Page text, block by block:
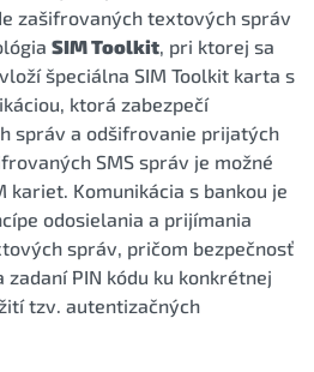
zašifrovaných textových správ
SIM Toolkit, pri ktorej sa
špeciálna SIM Toolkit karta s
ktorá zabezpečí
správ a odšifrovanie prijatých
SMS správ je možné
Komunikácia s bankou je
odosielania a prijímania
správ, pričom bezpečnosť
PIN kódu ku konkrétnej
tzv. autentizačných